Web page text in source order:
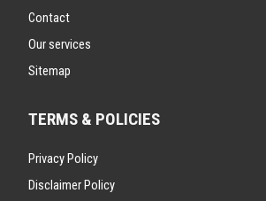
Contact
Our services
Sitemap
TERMS & POLICIES
Privacy Policy
Disclaimer Policy